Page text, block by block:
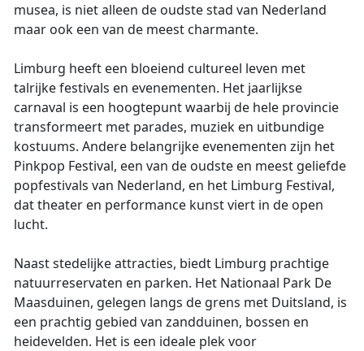
musea, is niet alleen de oudste stad van Nederland
maar ook een van de meest charmante.
Limburg heeft een bloeiend cultureel leven met
talrijke festivals en evenementen. Het jaarlijkse
carnaval is een hoogtepunt waarbij de hele provincie
transformeert met parades, muziek en uitbundige
kostuums. Andere belangrijke evenementen zijn het
Pinkpop Festival, een van de oudste en meest geliefde
popfestivals van Nederland, en het Limburg Festival,
dat theater en performance kunst viert in de open
lucht.
Naast stedelijke attracties, biedt Limburg prachtige
natuurreservaten en parken. Het Nationaal Park De
Maasduinen, gelegen langs de grens met Duitsland, is
een prachtig gebied van zandduinen, bossen en
heidevelden. Het is een ideale plek voor